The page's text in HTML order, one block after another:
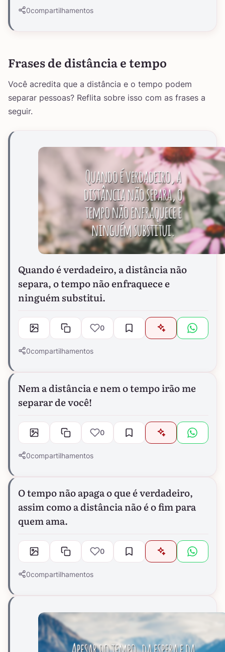
0compartilhamentos
Frases de distância e tempo
Você acredita que a distância e o tempo podem
separar pessoas? Reflita sobre isso com as frases a
seguir.
Quando é verdadeiro, a distância não
separa, o tempo não enfraquece e
ninguém substitui.
0
0compartilhamentos
Nem a distância e nem o tempo irão me
separar de você!
0
0compartilhamentos
O tempo não apaga o que é verdadeiro,
assim como a distância não é o fim para
quem ama.
0
0compartilhamentos